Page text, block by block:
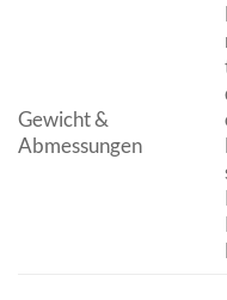
Gewicht &
Abmessungen